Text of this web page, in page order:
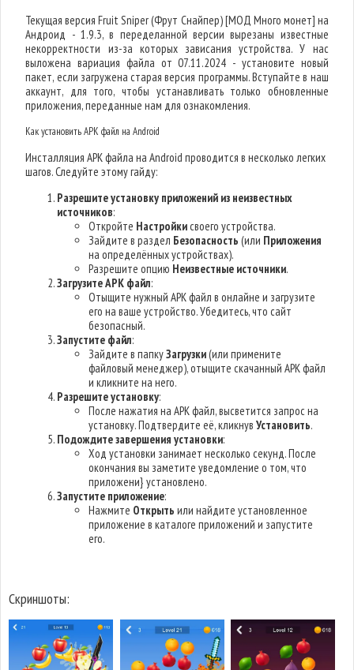
Текущая версия Fruit Sniper (Фрут Снайпер) [МОД Много монет] на
Андроид - 1.9.3, в переделанной версии вырезаны известные
некорректности из-за которых зависания устройства. У нас
выложена вариация файла от 07.11.2024 - установите новый
пакет, если загружена старая версия программы. Вступайте в наш
аккаунт, для того, чтобы устанавливать только обновленные
приложения, переданные нам для ознакомления.
Как установить APK файл на Android
Инсталляция APK файла на Android проводится в несколько легких
шагов. Следуйте этому гайду:
Разрешите установку приложений из неизвестных
источников:
Откройте Настройкисвоего устройства.
Зайдите в раздел Безопасность (или Приложения
на определённых устройствах).
Разрешите опцию Неизвестные источники.
Загрузите APK файл:
Отыщите нужный APK файл в онлайне и загрузите
его на ваше устройство. Убедитесь, что сайт
безопасный.
Запустите файл:
Зайдите в папкуЗагрузки(или примените
файловый менеджер), отыщите скачанный APK файл
и кликните на него.
Разрешите установку:
После нажатия на APK файл, высветится запрос на
установку. Подтвердите её, кликнувУстановить.
Подождите завершения установки:
Ход установки занимает несколько секунд. После
окончания вы заметите уведомление о том, что
приложени} установлено.
Запустите приложение:
Нажмите Открыть или найдите установленное
приложение в каталоге приложений и запустите
его.
Скриншоты: